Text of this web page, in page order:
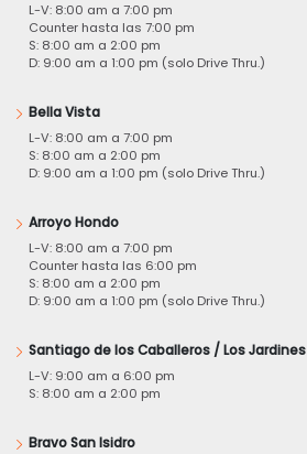
L-V: 8:00 am a 7:00 pm
Counter hasta las 7:00 pm
S: 8:00 am a 2:00 pm
D: 9:00 am a 1:00 pm (solo Drive Thru.)
Bella Vista
L-V: 8:00 am a 7:00 pm
S: 8:00 am a 2:00 pm
D: 9:00 am a 1:00 pm (solo Drive Thru.)
Arroyo Hondo
L-V: 8:00 am a 7:00 pm
Counter hasta las 6:00 pm
S: 8:00 am a 2:00 pm
D: 9:00 am a 1:00 pm (solo Drive Thru.)
Santiago de los Caballeros / Los Jardines
L-V: 9:00 am a 6:00 pm
S: 8:00 am a 2:00 pm
Bravo San Isidro